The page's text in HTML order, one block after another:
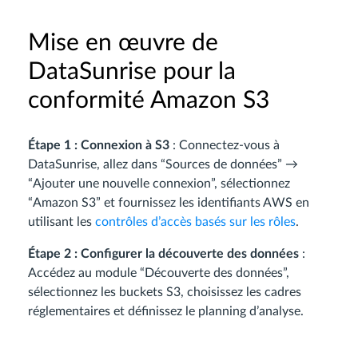
Mise en œuvre de
DataSunrise pour la
conformité Amazon S3
Étape 1 : Connexion à S3 : Connectez-vous à
DataSunrise, allez dans “Sources de données” →
“Ajouter une nouvelle connexion”, sélectionnez
“Amazon S3” et fournissez les identifiants AWS en
utilisant les contrôles d’accès basés sur les rôles.
Étape 2 : Configurer la découverte des données :
Accédez au module “Découverte des données”,
sélectionnez les buckets S3, choisissez les cadres
réglementaires et définissez le planning d’analyse.